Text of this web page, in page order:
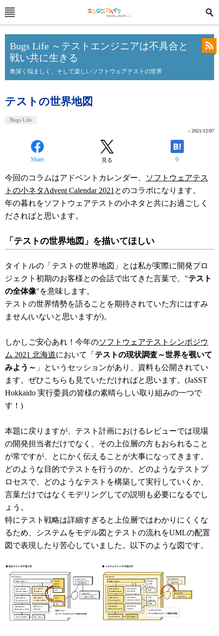
Bugs Life ～テストエンジニアは不具合と
戦い共に生きる
奥深く悩ましく、そして楽しいソフトウェアテストの世界
テストの世界地図
Bugs Life
» 2021/12/07
Share 見る 0
今回のコラムはアドベントカレンダー、
ソフトウェアテス
トの小ネタAdvent Calendar 2021 とのコラボになります。
年の暮れをソフトウェアテストの小ネタと共にお過ごしく
ださればと思います。
「テストの世界地図」を描いてほしい
タイトルの「テストの世界地図」とは私が実際に開発プロ
ジェクト初期のお客様との会話で出てきた言葉で、"テスト
の全体像"を意味します。
テストの世界情勢を語ることを期待されていた方にはすみ
ません(いないと思いますが)。
しかしご安心あれ！今年のソフトウェアテストシンポジウ
ム 2021 北海道において「 テストの現状調査～世界を覗いて
みよう～ 」というセッションがあり、資料も公開されてい
ます。ぜひこちらも見ていただければと思います。(JaSST
Hokkaido 実行委員の皆様の素晴らしい取り組みの一つで
す！)
本題に戻りますが、テスト計画におけるレビューでは現場
の開発担当者だけでなく、その上位層の方もおられること
が常ですが、とにかく伝えることが大事になってきます。
どのような目的でテストを行うのか。どのようなテストプ
ロセスで、どのようなテストを構築して実行していくか、
言葉だけではなくモデリングしての説明も必要になるでし
ょう。
特にテスト戦略は詳細すぎると上位層ではわかりにくくな
るため、システムをモデル図とテストの流れをUMLの配置
図で表現したり苦心していました。以下のような図です。